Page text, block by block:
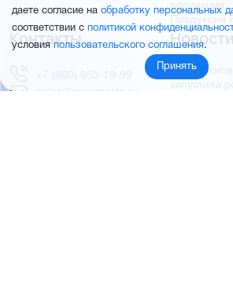
продукция
Продукция
Новости
запустила
Контакты
+7 (960) 953-19-99
sales@pnevmokip.ru
даете согласие на обработку персональных
соответствии с политикой
условияпользовательского соглашения.
Принять